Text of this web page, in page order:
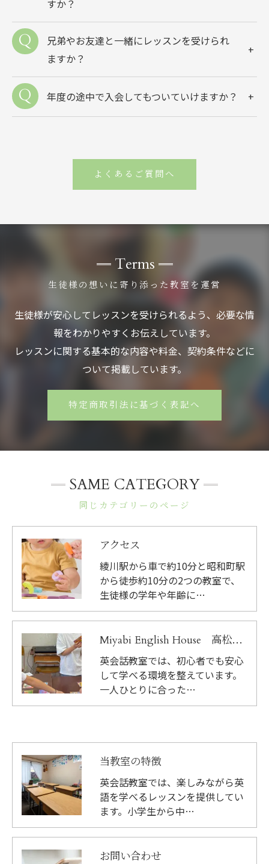
すか？
兄弟やお友達と一緒にレッスンを受けられ
ますか？
年度の途中で入会してもついていけますか？
よくあるご質問へ
生徒様の想いに寄り添った教室を運営
Terms
生徒様が安心してレッスンを受けられるよう、必要な情
報をわかりやすくお伝えしています。
レッスンに関する基本的な内容や料金、契約条件などに
ついて掲載しています。
特定商取引法に基づく表記へ
同じカテゴリーのページ
SAME CATEGORY
アクセス
綾川駅から車で約10分と昭和町駅
から徒歩約10分の2つの教室で、
生徒様の学年や年齢に…
Miyabi English House 高松教室
英会話教室では、初心者でも安心
して学べる環境を整えています。
一人ひとりに合った…
当教室の特徴
英会話教室では、楽しみながら英
語を学べるレッスンを提供してい
ます。小学生から中…
お問い合わせ